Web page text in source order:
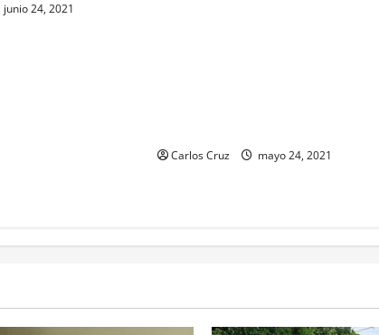
junio 24, 2021
Carlos Cruz mayo 24, 2021